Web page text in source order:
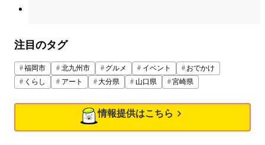
注目のタグ
福岡市 北九州市 グルメ イベント
おでかけ
くらし
アート 大分県 山口県 宮崎県
情報提供はこちら